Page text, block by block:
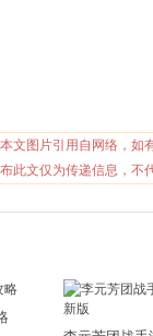
文图片引用自网络，如
此文仅为传递信息，不